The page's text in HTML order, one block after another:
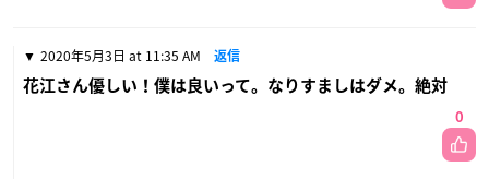
2020年5月3日 at 11:35 AM 返信
花江さん優しい！僕は良いって。なりすましはダメ。絶対
0